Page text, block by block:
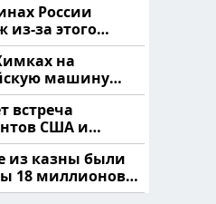
России
из-за этого
что купить?
на
машину
подожгли.
встреча
США и
из казны были
18 миллионов